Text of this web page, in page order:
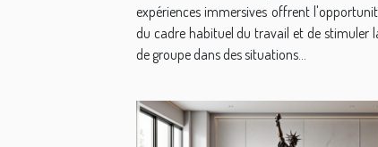
expériences immersives offrent
du cadre habituel du travail et de stimuler
de groupe dans des situations...